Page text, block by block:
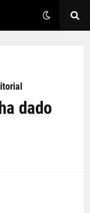
dado